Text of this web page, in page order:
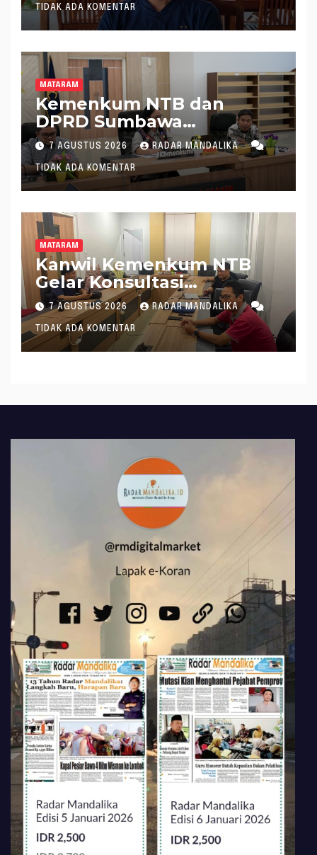
TIDAK ADA KOMENTAR
MATARAM
Kemenkum NTB dan
DPRD Sumbawa
Mantapkan Rencana
Pembentukan 8 Raperda
Inisiatif
7 AGUSTUS 2026 RADAR MANDALIKA
TIDAK ADA KOMENTAR
MATARAM
Kanwil Kemenkum NTB
Gelar Konsultasi
Penghitungan Kebutuhan
Formasi JF Perancang
Peraturan Perundang-
undangan
7 AGUSTUS 2026 RADAR MANDALIKA
TIDAK ADA KOMENTAR